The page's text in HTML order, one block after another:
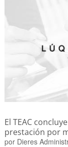
El TEAC
prestación por
por Dieres